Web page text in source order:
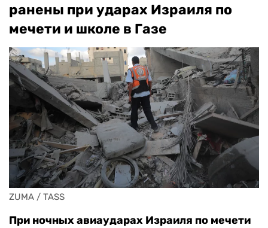
ранены при ударах Израиля по
мечети и школе в Газе
ZUMA / TASS
При ночных авиаударах Израиля по мечети